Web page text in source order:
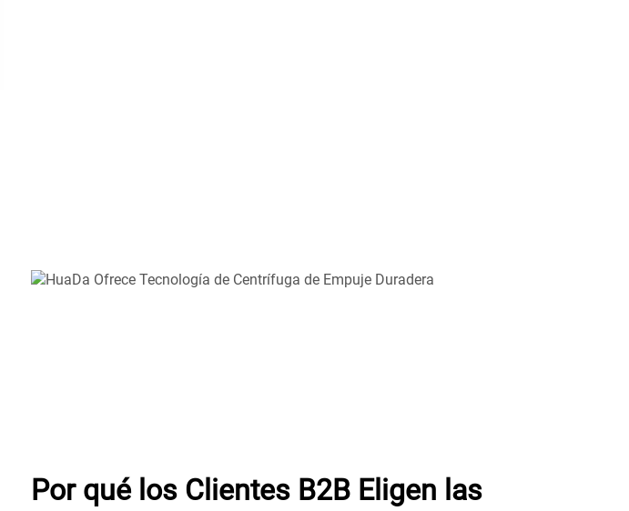
Por qué los Clientes B2B Eligen las